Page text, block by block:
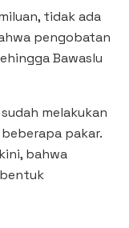
tidak ada
pengobatan
Bawaslu
melakukan
beberapa pakar.
bahwa